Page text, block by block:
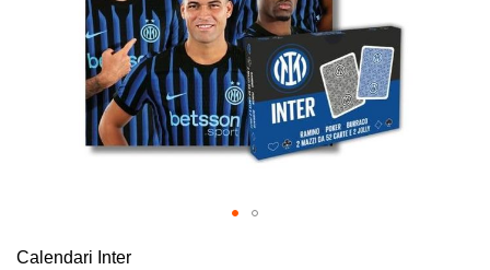
all'inizio
Calendari Inter